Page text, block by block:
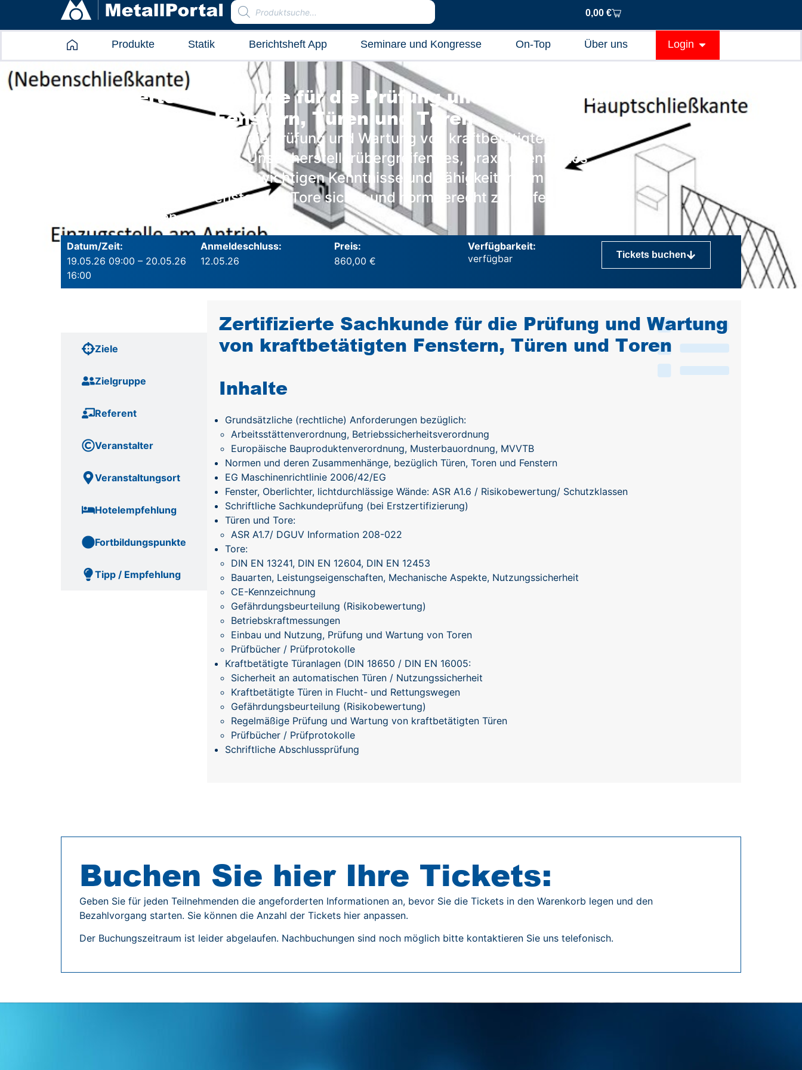
0,00 €
Produkte Statik Berichtsheft App Seminare und Kongresse On-Top Über uns Login
Zertifizierte Sachkunde für die Prüfung und Wartung von
kraftbetätigten Fenstern, Türen und Toren
Zertifizierte Sachkunde für die Prüfung und Wartung von kraftbetätigten
Fenstern, Türen und Toren. Unser herstellerübergreifendes, praxisorientiertes
Seminar vermittelt Ihnen alle wichtigen Kenntnisse und Fähigkeiten, um
kraftbetätigte Türen, Fenster und Tore sicher und normgerecht zu prüfen und
instand zu halten.
Datum/Zeit:
19.05.26 09:00 – 20.05.26
16:00
Anmeldeschluss:
12.05.26
Preis:
860,00 €
Verfügbarkeit:
Tickets buchen
Ziele
Zielgruppe
Referent
Veranstalter
Veranstaltungsort
Hotelempfehlung
Fortbildungspunkte
Tipp / Empfehlung
Zertifizierte Sachkunde für die Prüfung und Wartung
von kraftbetätigten Fenstern, Türen und Toren
Inhalte
Grundsätzliche (rechtliche) Anforderungen bezüglich:
Arbeitsstättenverordnung, Betriebssicherheitsverordnung
Europäische Bauproduktenverordnung, Musterbauordnung, MVVTB
Normen und deren Zusammenhänge, bezüglich Türen, Toren und Fenstern
EG Maschinenrichtlinie 2006/42/EG
Fenster, Oberlichter, lichtdurchlässige Wände: ASR A1.6 / Risikobewertung/ Schutzklassen
Schriftliche Sachkundeprüfung (bei Erstzertifizierung)
Türen und Tore:
ASR A1.7/ DGUV Information 208-022
Tore:
DIN EN 13241, DIN EN 12604, DIN EN 12453
Bauarten, Leistungseigenschaften, Mechanische Aspekte, Nutzungssicherheit
CE-Kennzeichnung
Gefährdungsbeurteilung (Risikobewertung)
Betriebskraftmessungen
Einbau und Nutzung, Prüfung und Wartung von Toren
Prüfbücher / Prüfprotokolle
Kraftbetätigte Türanlagen (DIN 18650 / DIN EN 16005:
Sicherheit an automatischen Türen / Nutzungssicherheit
Kraftbetätigte Türen in Flucht- und Rettungswegen
Gefährdungsbeurteilung (Risikobewertung)
Regelmäßige Prüfung und Wartung von kraftbetätigten Türen
Prüfbücher / Prüfprotokolle
Schriftliche Abschlussprüfung
Buchen Sie hier Ihre Tickets:
Geben Sie für jeden Teilnehmenden die angeforderten Informationen an, bevor Sie die Tickets in den Warenkorb legen und den
Bezahlvorgang starten. Sie können die Anzahl der Tickets hier anpassen.
Der Buchungszeitraum ist leider abgelaufen. Nachbuchungen sind noch möglich bitte kontaktieren Sie uns telefonisch.